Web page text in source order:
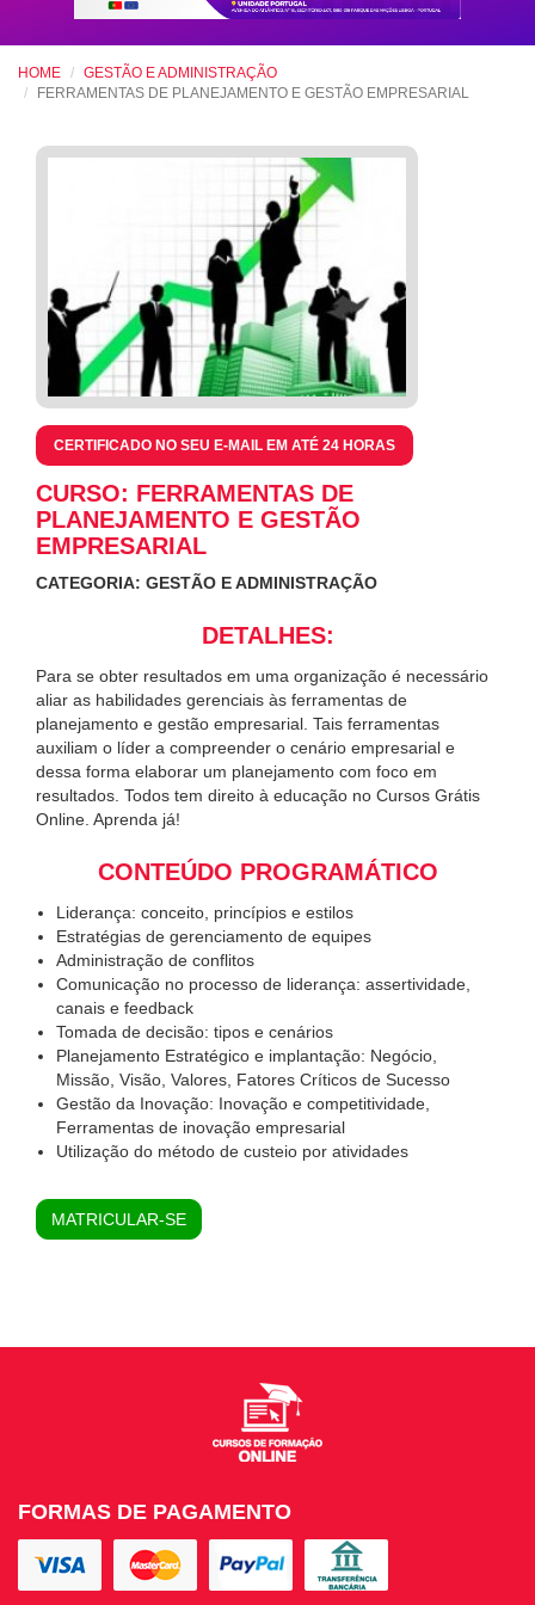
HOME
GESTÃO E ADMINISTRAÇÃO
FERRAMENTAS DE PLANEJAMENTO E GESTÃO EMPRESARIAL
CERTIFICADO NO SEU E-MAIL EM ATÉ 24 HORAS
CURSO: FERRAMENTAS DE
PLANEJAMENTO E GESTÃO
EMPRESARIAL
CATEGORIA: GESTÃO E ADMINISTRAÇÃO
DETALHES:
Para se obter resultados em uma organização é necessário
aliar as habilidades gerenciais às ferramentas de
planejamento e gestão empresarial. Tais ferramentas
auxiliam o líder a compreender o cenário empresarial e
dessa forma elaborar um planejamento com foco em
resultados. Todos tem direito à educação no Cursos Grátis
Online. Aprenda já!
CONTEÚDO PROGRAMÁTICO
Liderança: conceito, princípios e estilos
Estratégias de gerenciamento de equipes
Administração de conflitos
Comunicação no processo de liderança: assertividade,
canais e feedback
Tomada de decisão: tipos e cenários
Planejamento Estratégico e implantação: Negócio,
Missão, Visão, Valores, Fatores Críticos de Sucesso
Gestão da Inovação: Inovação e competitividade,
Ferramentas de inovação empresarial
Utilização do método de custeio por atividades
MATRICULAR-SE
FORMAS DE PAGAMENTO